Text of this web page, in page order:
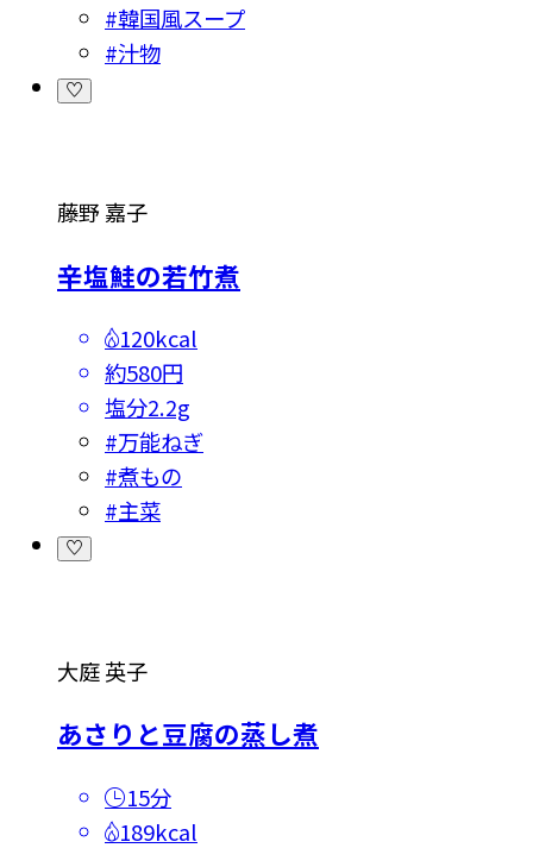
#韓国風スープ
#汁物
藤野 嘉子
辛塩鮭の若竹煮
120kcal
約580円
塩分2.2g
#万能ねぎ
#煮もの
#主菜
大庭 英子
あさりと豆腐の蒸し煮
15分
189kcal